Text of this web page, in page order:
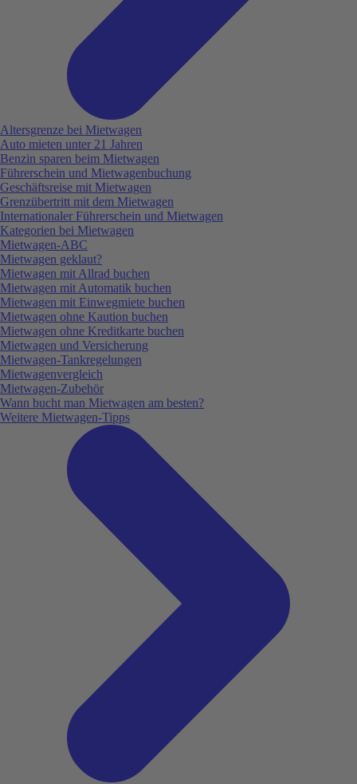
Altersgrenze bei Mietwagen
Auto mieten unter 21 Jahren
Benzin sparen beim Mietwagen
Führerschein und Mietwagenbuchung
Geschäftsreise mit Mietwagen
Grenzübertritt mit dem Mietwagen
Internationaler Führerschein und Mietwagen
Kategorien bei Mietwagen
Mietwagen-ABC
Mietwagen geklaut?
Mietwagen mit Allrad buchen
Mietwagen mit Automatik buchen
Mietwagen mit Einwegmiete buchen
Mietwagen ohne Kaution buchen
Mietwagen ohne Kreditkarte buchen
Mietwagen und Versicherung
Mietwagen-Tankregelungen
Mietwagenvergleich
Mietwagen-Zubehör
Wann bucht man Mietwagen am besten?
Weitere Mietwagen-Tipps